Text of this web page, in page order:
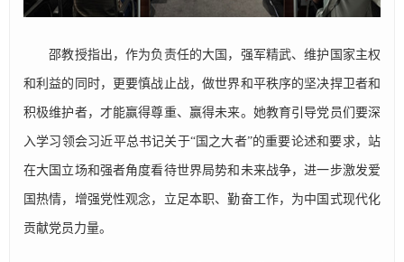
邵教授指出，作为负责任的大国，强军精武、维护国家主权
和利益的同时，更要慎战止战，做世界和平秩序的坚决捍卫者和
积极维护者，才能赢得尊重、赢得未来。她教育引导党员们要深
入学习领会习近平总书记关于“国之大者”的重要论述和要求，站
在大国立场和强者角度看待世界局势和未来战争，进一步激发爱
国热情，增强党性观念，立足本职、勤奋工作，为中国式现代化
贡献党员力量。